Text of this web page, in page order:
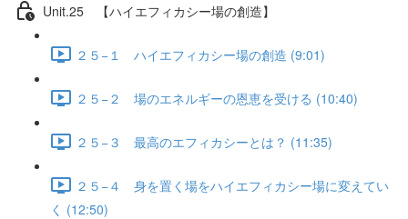
Unit.25 【ハイエフィカシー場の創造】
２５−１ ハイエフィカシー場の創造 (9:01)
２５−２ 場のエネルギーの恩恵を受ける (10:40)
２５−３ 最高のエフィカシーとは？ (11:35)
２５−４ 身を置く場をハイエフィカシー場に変えてい
く (12:50)